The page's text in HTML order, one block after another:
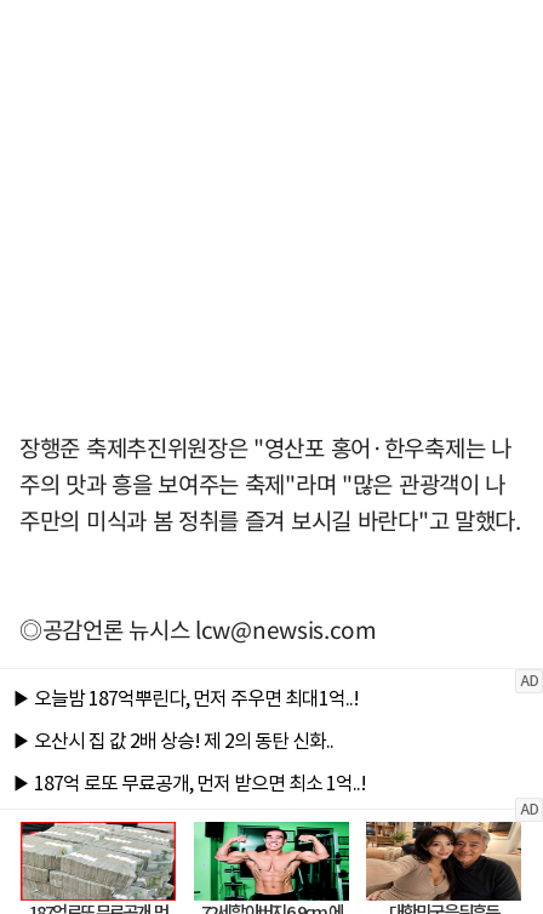
장행준 축제추진위원장은 "영산포 홍어·한우축제는 나
주의 맛과 흥을 보여주는 축제"라며 "많은 관광객이 나
주만의 미식과 봄 정취를 즐겨 보시길 바란다"고 말했다.
◎공감언론 뉴시스lcw@newsis.com